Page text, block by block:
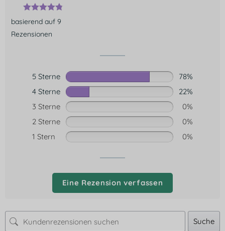
basierend auf 9
Rezensionen
5 Sterne
78%
4 Sterne
22%
3 Sterne
0%
2 Sterne
0%
1 Stern
0%
Eine Rezension verfassen
Suche